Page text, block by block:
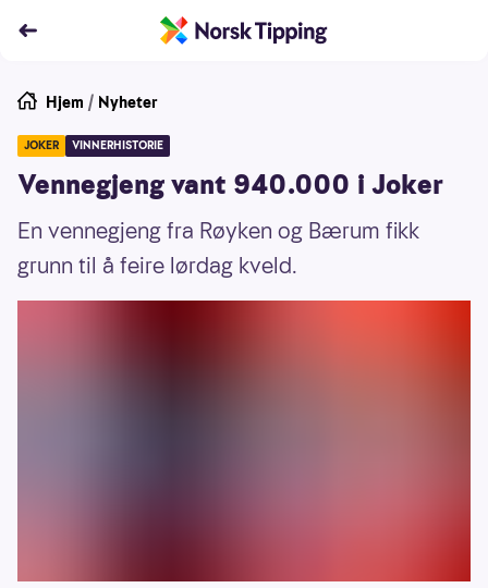
Hjem / Nyheter
JOKER VINNERHISTORIE
Vennegjeng vant 940.000 i Joker
En vennegjeng fra Røyken og Bærum fikk
grunn til å feire lørdag kveld.